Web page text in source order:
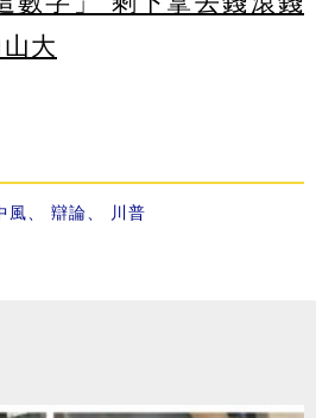
大
風、 辯論、 川普